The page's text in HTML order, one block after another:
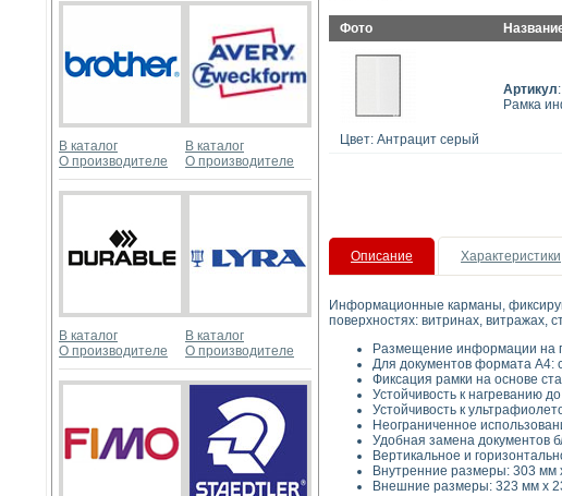
В каталог
О производителе
В каталог
О производителе
В каталог
О производителе
В каталог
О производителе
Фото
Цвет: Антрацит серый
Артикул
Рамка
Описание Характеристики
Информационные карманы,
поверхностях: витринах, витражах,
Размещение информации на
Для документов формата А4:
Фиксация рамки на основе
Устойчивость к нагреванию
Устойчивость к
Неограниченное
Удобная замена документов
Вертикальное и
Внутренние размеры: 303
Внешние размеры: 323 мм х